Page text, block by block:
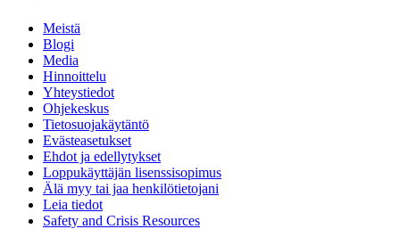
Meistä
Blogi
Media
Hinnoittelu
Yhteystiedot
Ohjekeskus
Tietosuojakäytäntö
Evästeasetukset
Ehdot ja edellytykset
Loppukäyttäjän lisenssisopimus
Älä myy tai jaa henkilötietojani
Leia tiedot
Safety and Crisis Resources